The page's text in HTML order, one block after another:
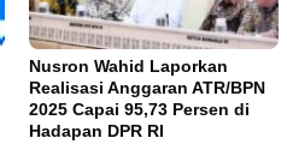
Nusron Wahid Laporkan
Realisasi Anggaran ATR/BPN
2025 Capai 95,73 Persen di
Hadapan DPR RI